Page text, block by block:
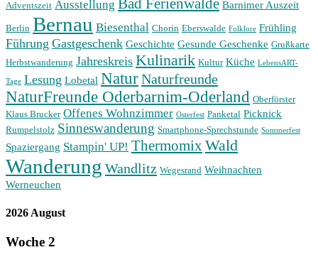
Adventszeit Ausstellung Bad Ferienwalde Barnimer Auszeit
Berlin Bernau Biesenthal Chorin Eberswalde Folklore Frühling
Führung Gastgeschenk Geschichte Gesunde Geschenke Grußkarte
Herbstwanderung Jahreskreis Kulinarik Kultur Küche LebensART-
Tage Lesung Lobetal NaturNaturfreunde
NaturFreunde Oderbarnim-Oderland Oberförster
Klaus Brucker Offenes Wohnzimmer Osterfest Panketal Picknick
Rumpelstolz Sinneswanderung Smartphone-Sprechstunde Sommerfest
Spaziergang Stampin' UP! ThermomixWald
Wanderung Wandlitz Wegesrand Weihnachten
Werneuchen
2026 August
Woche 2